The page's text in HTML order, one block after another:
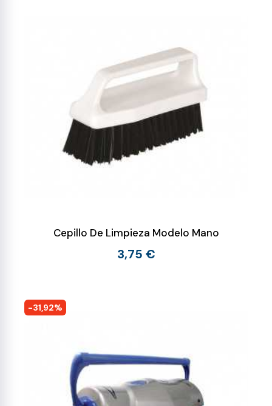
Cepillo De Limpieza Modelo Mano
3,75 €
-31,92%